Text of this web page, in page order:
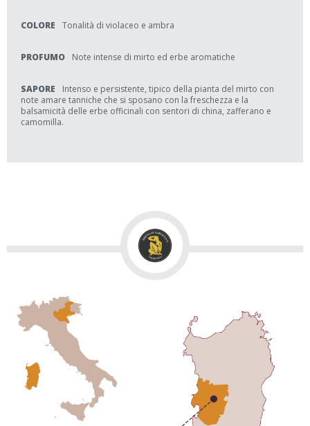
COLORE Tonalità di violaceo e ambra
PROFUMO Note intense di mirto ed erbe aromatiche
SAPORE
Intenso e persistente, tipico della pianta del mirto con
note amare tanniche che si sposano con la freschezza e la
balsamicità delle erbe officinali con sentori di china, zafferano e
camomilla.